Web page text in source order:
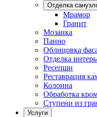
Отделка
Мрамор
Гранит
Мозаика
Панно
Облицовка
Отделка
Ресепшн
Реставрация
Колонна
Обработка
Ступени из
Услуги